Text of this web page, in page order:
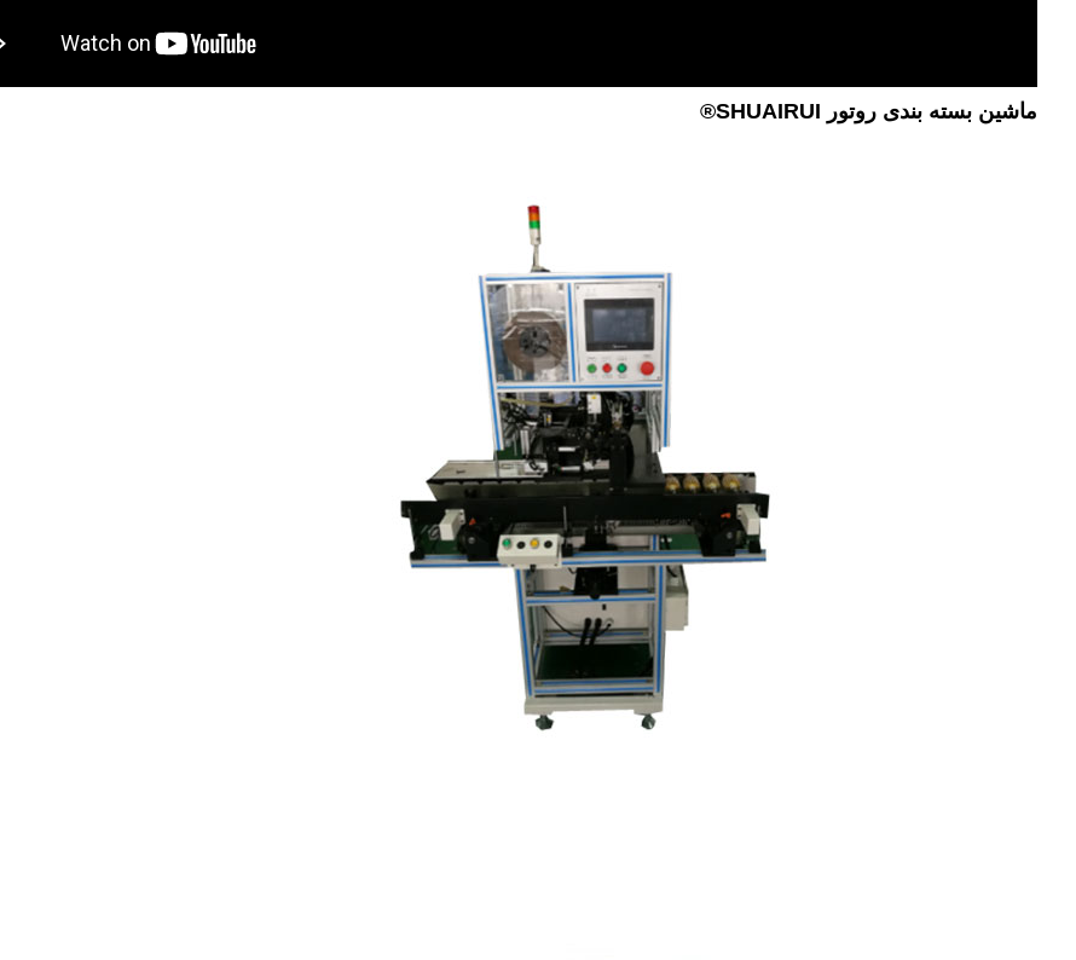
ماشین بسته بندی روتور SHUAIRUI®